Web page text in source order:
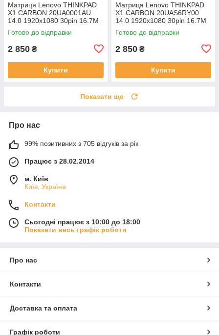
Матриця Lenovo THINKPAD
X1 CARBON 20UA0001AU
14.0 1920x1080 30pin 16.7M
45% NTSC 300 cd/m² для
ноутбука
Готово до відправки
2 850 ₴
Купити
Матриця Lenovo THINKPAD
X1 CARBON 20UAS6RY00
14.0 1920x1080 30pin 16.7M
45% NTSC 300 cd/m² для
ноутбука
Готово до відправки
2 850 ₴
Купити
Показати ще
Про нас
99% позитивних з 705 відгуків за рік
Працює з 28.02.2014
м. Київ
Київ, Україна
Контакти
Сьогодні працює з 10:00 до 18:00
Показати весь графік роботи
Про нас
Контакти
Доставка та оплата
Графік роботи